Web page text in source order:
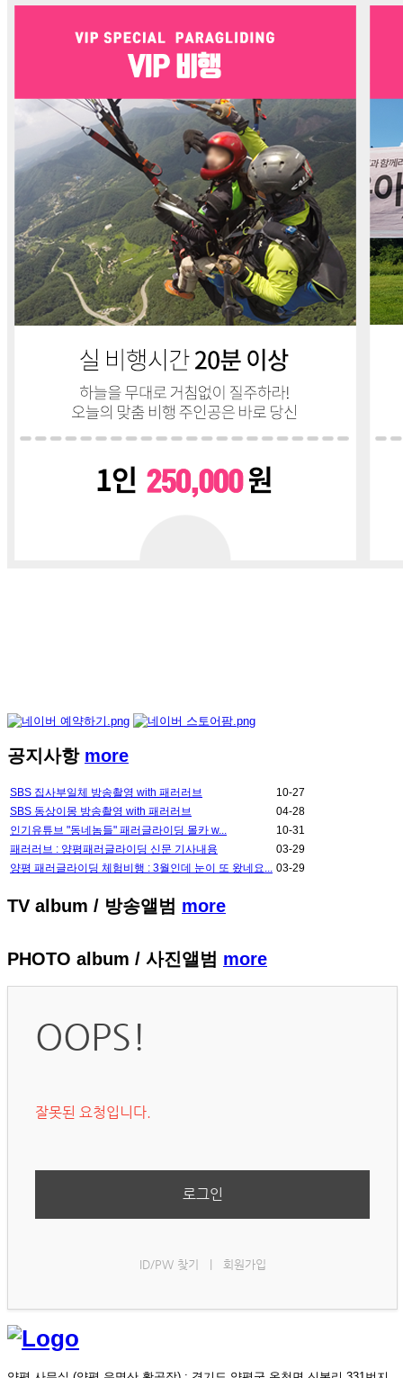
공지사항 more
SBS 집사부일체 방송촬영 with 패러러브
10-27
SBS 동상이몽 방송촬영 with 패러러브
04-28
인기유튜브 "동네놈들" 패러글라이딩 몰카 w...
10-31
패러러브 : 양평패러글라이딩 신문 기사내용
03-29
양평 패러글라이딩 체험비행 : 3월인데 눈이 또 왔네요... 03-29
TV album / 방송앨범 more
PHOTO album / 사진앨범 more
OOPS!
잘못된 요청입니다.
로그인
ID/PW 찾기 회원가입